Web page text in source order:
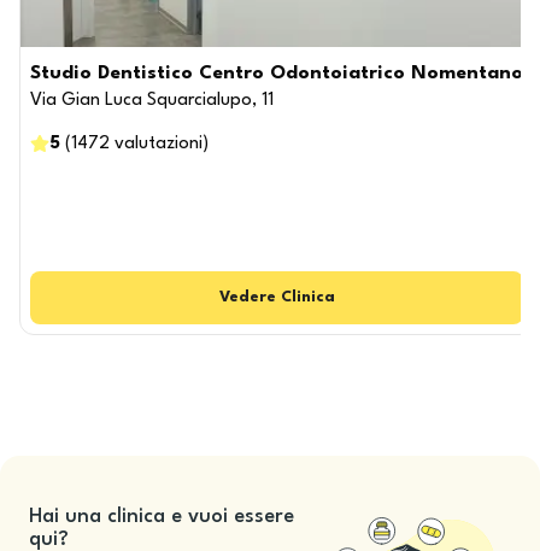
Studio Dentistico Centro Odontoiatrico Nomentano
Via Gian Luca Squarcialupo, 11
5 (1472 valutazioni )
Vedere Clinica
Hai una clinica e vuoi essere
qui?